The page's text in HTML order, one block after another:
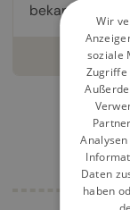
bekannten
Wir
soziale
Zugriffe
Daten
haben